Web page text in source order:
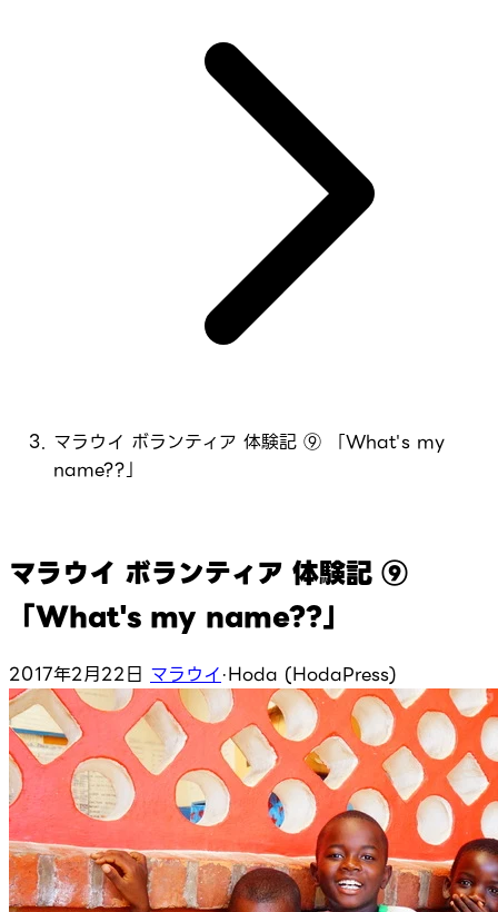
マラウイ ボランティア 体験記 ⑨ 「What's my
name??」
マラウイ ボランティア 体験記 ⑨
「What's my name??」
2017年2月22日 マラウイ·Hoda (HodaPress)